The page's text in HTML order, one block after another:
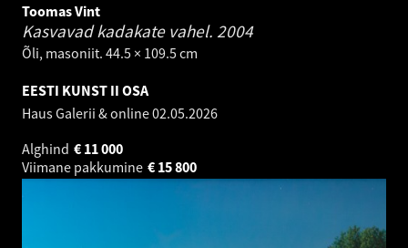
Toomas Vint
Kasvavad kadakate vahel. 2004
Õli, masoniit. 44.5 × 109.5 cm
EESTI KUNST II OSA
Haus Galerii & online02.05.2026
Alghind
11 000
€
Viimane pakkumine
15 800
€